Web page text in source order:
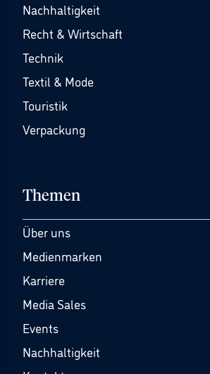
Nachhaltigkeit
Recht & Wirtschaft
Technik
Textil & Mode
Touristik
Verpackung
Themen
Über uns
Medienmarken
Karriere
Media Sales
Events
Nachhaltigkeit